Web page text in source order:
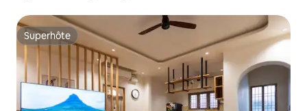
Superhôte
Superhôte